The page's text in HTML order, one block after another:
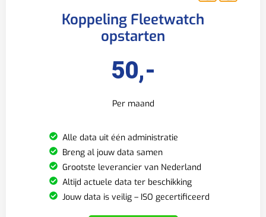
Koppeling Fleetwatch
opstarten
50,-
Per maand
Alle data uit één administratie
Breng al jouw data samen
Grootste leverancier van Nederland
Altijd actuele data ter beschikking
Jouw data is veilig – ISO gecertificeerd